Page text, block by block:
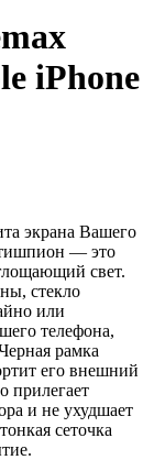
iPhone
экрана Вашего
— это
свет.
стекло
или
телефона,
рамка
его внешний
прилегает
и не ухудшает
сеточка